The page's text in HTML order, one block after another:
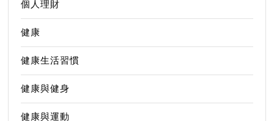
個人理財
健康
健康生活習慣
健康與健身
健康與運動